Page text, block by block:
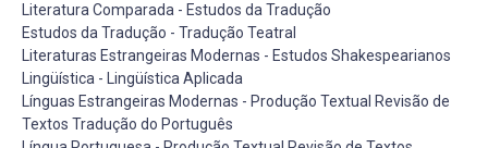
Literatura Comparada - Estudos da Tradução
Estudos da Tradução - Tradução Teatral
Literaturas Estrangeiras Modernas - Estudos Shakespearianos
Lingüística - Lingüística Aplicada
Línguas Estrangeiras Modernas - Produção Textual Revisão de
Textos Tradução do Português